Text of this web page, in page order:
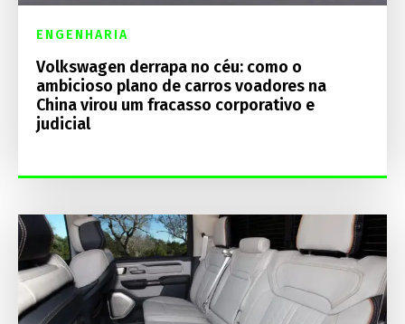
ENGENHARIA
Volkswagen derrapa no céu: como o
ambicioso plano de carros voadores na
China virou um fracasso corporativo e
judicial